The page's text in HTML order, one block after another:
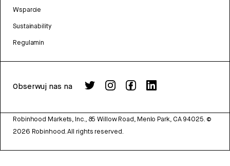
Wsparcie
Sustainability
Regulamin
Obserwuj nas na
Robinhood Markets, Inc., 85 Willow Road, Menlo Park, CA 94025. ©
2026 Robinhood. All rights reserved.